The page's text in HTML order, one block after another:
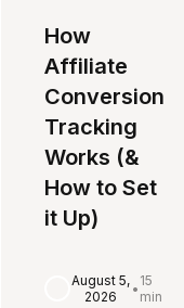
How
Affiliate
Conversion
Tracking
Works (&
How to Set
it Up)
August 5,
2026
• 15
min